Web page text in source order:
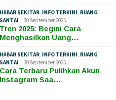
HABAR SEKITAR INFO TERKINI RUANG
SANTAI
30 September 2025
Tren 2025: Begini Cara
Menghasilkan Uang…
HABAR SEKITAR INFO TERKINI RUANG
SANTAI
30 September 2025
Cara Terbaru Pulihkan Akun
Instagram Saa…